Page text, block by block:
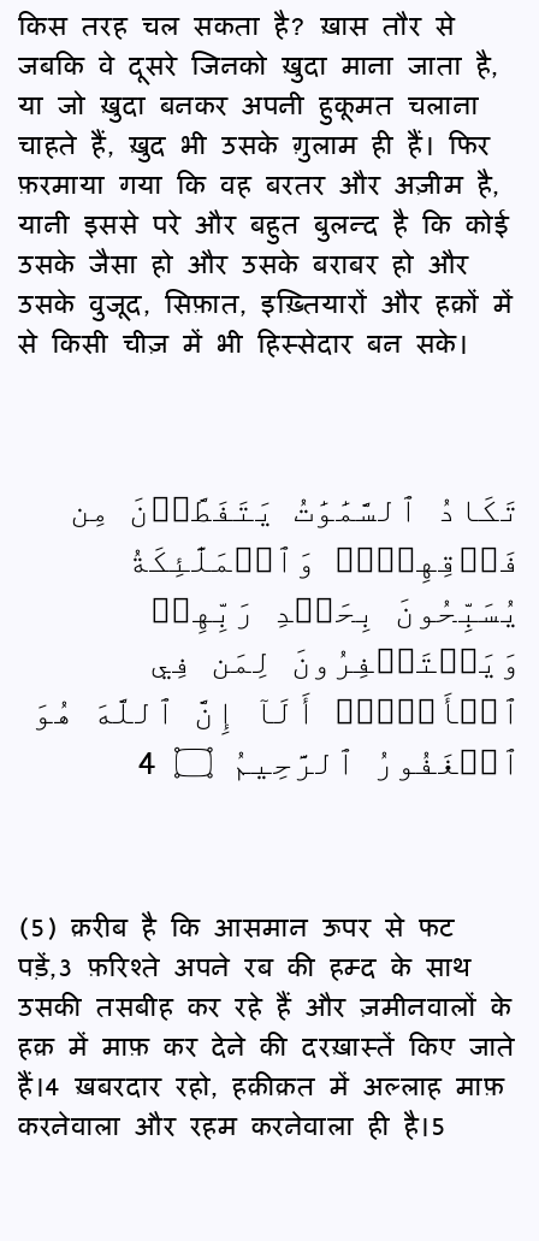
किस तरह चल सकता है? ख़ास तौर से
जबकि वे दूसरे जिनको ख़ुदा माना जाता है,
या जो ख़ुदा बनकर अपनी हुकूमत चलाना
चाहते हैं, ख़ुद भी उसके ग़ुलाम ही हैं। फिर
फ़रमाया गया कि वह बरतर और अज़ीम है,
यानी इससे परे और बहुत बुलन्द है कि कोई
उसके जैसा हो और उसके बराबर हो और
उसके वुजूद, सिफ़ात, इख़्तियारों और हक़ों में
से किसी चीज़ में भी हिस्सेदार बन सके।
تَكَادُ ٱلسَّمَٰوَٰتُ يَتَفَطَّرۡنَ مِن
فَوۡقِهِنَّۚ وَٱلۡمَلَٰٓئِكَةُ
يُسَبِّحُونَ بِحَمۡدِ رَبِّهِمۡ
وَيَسۡتَغۡفِرُونَ لِمَن فِي
ٱلۡأَرۡضِۗ أَلَآ إِنَّ ٱللَّهَ هُوَ
ٱلۡغَفُورُ ٱلرَّحِيمُ ۝ 4
(5) क़रीब है कि आसमान ऊपर से फट
पड़ें,3 फ़रिश्ते अपने रब की हम्द के साथ
उसकी तसबीह कर रहे हैं और ज़मीनवालों के
हक़ में माफ़ कर देने की दरख़ास्तें किए जाते
हैं।4 ख़बरदार रहो, हक़ीक़त में अल्लाह माफ़
करनेवाला और रहम करनेवाला ही है।5